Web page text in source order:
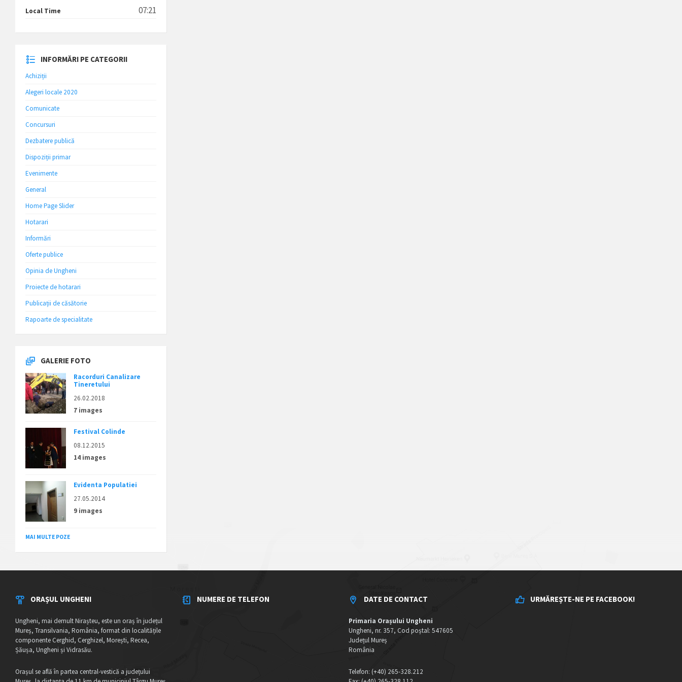
Local Time 07:21
INFORMĂRI PE CATEGORII
Achiziții
Alegeri locale 2020
Comunicate
Concursuri
Dezbatere publică
Dispoziții primar
Evenimente
General
Home Page Slider
Hotarari
Informări
Oferte publice
Opinia de Ungheni
Proiecte de hotarari
Publicații de căsătorie
Rapoarte de specialitate
GALERIE FOTO
Racorduri Canalizare
Tineretului
26.02.2018
7 images
Festival Colinde
08.12.2015
14 images
Evidenta Populatiei
27.05.2014
9 images
MAI MULTE POZE
ORAȘUL UNGHENI
Ungheni, mai demult Nirașteu, este un oraș în județul
Mureș, Transilvania, România, format din localitățile
componente Cerghid, Cerghizel, Morești, Recea,
Șăușa, Ungheni și Vidrasău.
Orașul se află în partea central-vestică a județului
NUMERE DE TELEFON DATE DE CONTACT
Primaria Orașului Ungheni
Ungheni, nr. 357, Cod poștal: 547605
Județul Mureș
România
Telefon: (+40) 265-328.212
URMĂREȘTE-NE PE FACEBOOK!